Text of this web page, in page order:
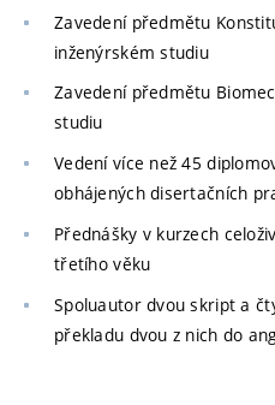
Zavedení předmětu
inženýrském studiu
Zavedení předmětu
studiu
Vedení více než 45
obhájených disertačních
Přednášky v kurzech
třetího věku
Spoluautor dvou skript a
překladu dvou z nich do